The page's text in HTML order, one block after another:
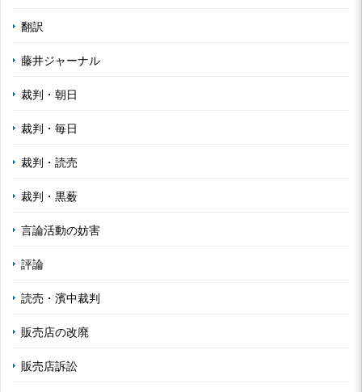
翻訳
藤井ジャーナル
裁判・朝日
裁判・毎日
裁判・読売
裁判・黒薮
言論活動の妨害
評論
読売・濱中裁判
販売店の改廃
販売店訴訟